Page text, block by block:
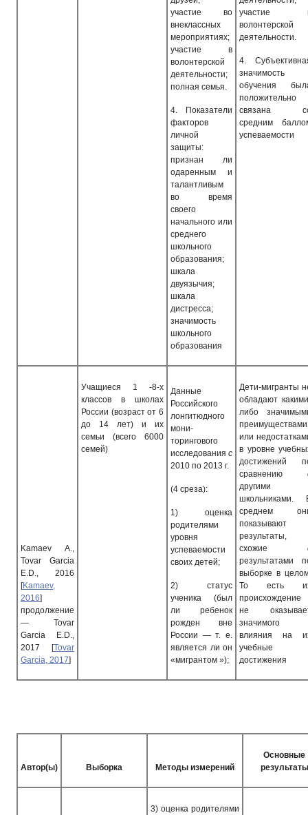
участие во
внеклассных
мероприятиях;
участие в
волонтерской
деятельности;
полная семья.
4.
Показатели
факторов
личной
защиты:
признан ли
одаренным и
талантливым
во время
своего
начального или
среднего
школьного
образования;
шкала
двуязычия;
шкала
дистресса;
значимость
школьного
образования
участие
волонтерской
деятельности.
4.
значимость
обучения
положительно
связана
средним
успеваемости
Kamaev A.,
Tovar
Garcia
E.D., 2016
[Kamaev,
2016]
продолжение
— Tovar
Garcia
E.D.,
2017
[Tovar
Garcia, 2017]
Учащиеся 1 -8-х
классов в школах
России (возраст от 6
до 14 лет) и их
семьи (всего 6000
семей)
Данные
Российского
лонгитюдного
мони­
торингового
исследования с
2010 по 2013 г.
(4 среза):
1)
оценка
родителями
уровня
успеваемости
своих детей;
2)
статус
ученика (был
ли ребенок
рожден вне
России — т. е.
является ли он
«мигрантом »);
Дети-мигранты
обладают
либо
преимуществами
или
в уровне
достижений
сравнению
другими
школьниками.
среднем
показывают
результаты,
схожие
результатами
выборке в
То есть
происхождение
не
значимого
влияния на
учебные
достижения
Автор(ы) Выборка Методы измерений
Основные
результаты
3) оценка родителями